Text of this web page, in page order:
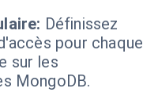
Définissez
pour chaque
sur les
MongoDB.